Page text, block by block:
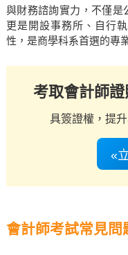
與財務諮詢實力，不僅是
更是開設事務所、自行
性，是商學科系首選的專
考取會計師
具簽證權，提
«
會計師考試常見問